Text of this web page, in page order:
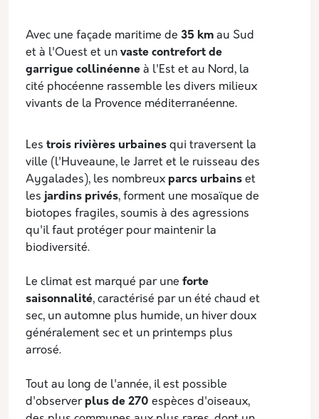
Description
Avec une façade maritime de 35 km au Sud
et à l'Ouest et un vaste contrefort de
garrigue collinéenne à l'Est et au Nord, la
cité phocéenne rassemble les divers milieux
vivants de la Provence méditerranéenne.
Les trois rivières urbaines qui traversent la
ville (l'Huveaune, le Jarret et le ruisseau des
Aygalades), les nombreux parcs urbains et
les jardins privés, forment une mosaïque de
biotopes fragiles, soumis à des agressions
qu'il faut protéger pour maintenir la
biodiversité.
Le climat est marqué par une forte
saisonnalité, caractérisé par un été chaud et
sec, un automne plus humide, un hiver doux
généralement sec et un printemps plus
arrosé.
Tout au long de l'année, il est possible
d'observer plus de 270 espèces d'oiseaux,